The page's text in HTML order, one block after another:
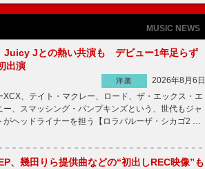
MUSIC NEWS
Juicy Jとの熱い共演も デビュー1年足らず
出演
洋楽
2026年8月6日
、テイト・マクレー、ロード、ザ・エックス・エ
、スマッシング・パンプキンズという、世代もジャ
がヘッドライナーを担う【ロラパルーザ・シカゴ2 …
、幾田りら提供曲などの“初出しREC映像”も